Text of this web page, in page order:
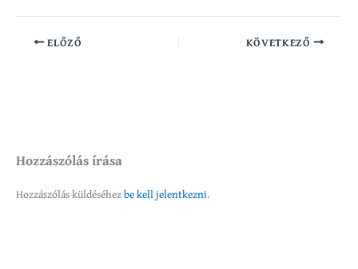
ELŐZŐ KÖVETKEZŐ
Hozzászólás írása
Hozzászólás küldéséhezbe kell jelentkezni.